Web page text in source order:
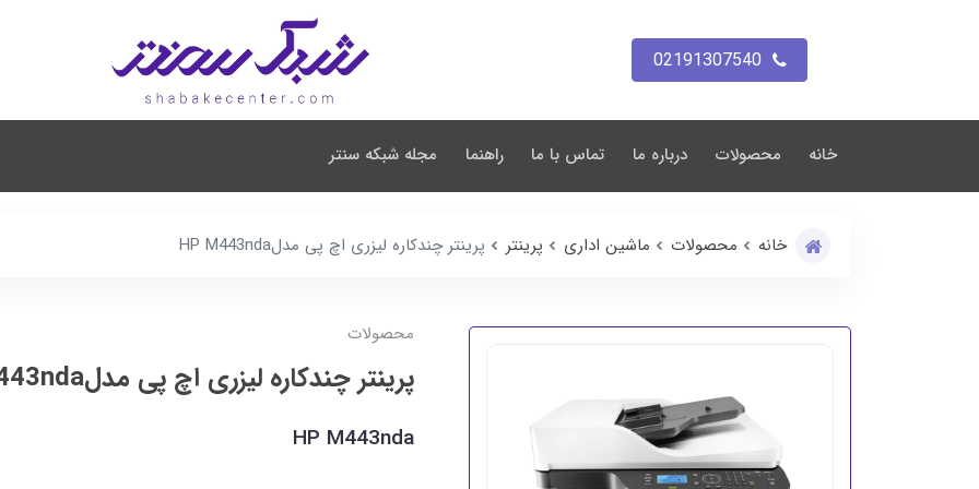
02191307540
خانه محصولات درباره ما تماس با ما راهنما مجله شبکه سنتر
خانه محصولات ماشین اداری پرینتر پرینتر چندکاره لیزری اچ پی مدلHP M443nda
محصولات
پرینتر چندکاره لیزری اچ پی مدلHP M443nda
HP M443nda